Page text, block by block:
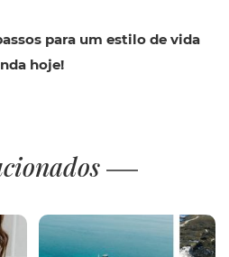
para um estilo de vida
hoje!